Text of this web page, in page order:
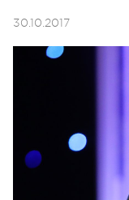
30.10.2017